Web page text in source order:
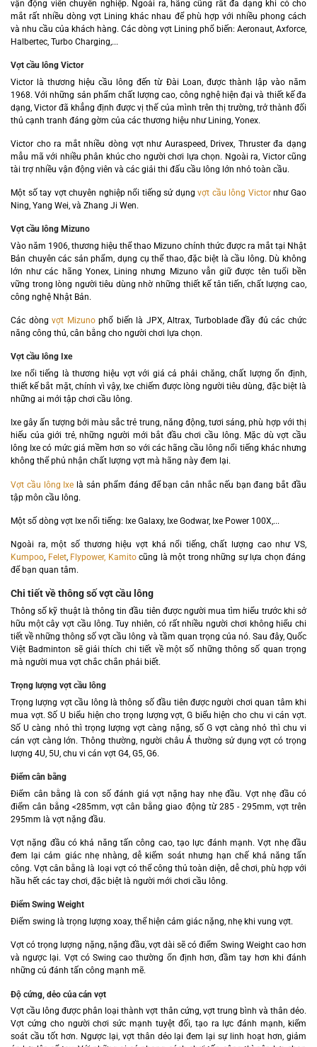
vận động viên chuyên nghiệp. Ngoài ra, hãng cũng rất đa dạng khi có cho
mắt rất nhiều dòng vợt Lining khác nhau để phù hợp với nhiều phong cách
và nhu cầu của khách hàng. Các dòng vợt Lining phổ biến: Aeronaut, Axforce,
Halbertec, Turbo Charging,...
Vợt cầu lông Victor
Victor là thương hiệu cầu lông đến từ Đài Loan, được thành lập vào năm
1968. Với những sản phẩm chất lượng cao, công nghệ hiện đại và thiết kế đa
dạng, Victor đã khẳng định được vị thế của mình trên thị trường, trở thành đối
thủ cạnh tranh đáng gờm của các thương hiệu như Lining, Yonex.
Victor cho ra mắt nhiều dòng vợt như Auraspeed, Drivex, Thruster đa dạng
mẫu mã với nhiều phân khúc cho người chơi lựa chọn. Ngoài ra, Victor cũng
tài trợ nhiều vận động viên và các giải thi đấu cầu lông lớn nhỏ toàn cầu.
Một số tay vợt chuyên nghiệp nổi tiếng sử dụngvợt cầu lông Victornhư Gao
Ning, Yang Wei, và Zhang Ji Wen.
Vợt cầu lông Mizuno
Vào năm 1906, thương hiệu thể thao Mizuno chính thức được ra mắt tại Nhật
Bản chuyên các sản phẩm, dụng cụ thể thao, đặc biệt là cầu lông. Dù không
lớn như các hãng Yonex, Lining nhưng Mizuno vẫn giữ được tên tuổi bền
vững trong lòng người tiêu dùng nhờ những thiết kế tân tiến, chất lượng cao,
công nghệ Nhật Bản.
Các dòng vợt Mizunophổ biến là JPX, Altrax, Turboblade đầy đủ các chức
năng công thủ, cân bằng cho người chơi lựa chọn.
Vợt cầu lông Ixe
Ixe nổi tiếng là thương hiệu vợt với giá cả phải chăng, chất lượng ổn định,
thiết kế bắt mặt, chính vì vậy, Ixe chiếm được lòng người tiêu dùng, đặc biệt là
những ai mới tập chơi cầu lông.
Ixe gây ấn tượng bởi màu sắc trẻ trung, năng động, tươi sáng, phù hợp với thị
hiếu của giới trẻ, những người mới bắt đầu chơi cầu lông. Mặc dù vợt cầu
lông Ixe có mức giá mềm hơn so với các hãng cầu lông nổi tiếng khác nhưng
không thể phủ nhận chất lượng vợt mà hãng này đem lại.
Vợt cầu lông Ixe là sản phẩm đáng để bạn cân nhắc nếu bạn đang bắt đầu
tập môn cầu lông.
Một số dòng vợt Ixe nổi tiếng: Ixe Galaxy, Ixe Godwar, Ixe Power 100X,...
Ngoài ra, một số thương hiệu vợt khá nổi tiếng, chất lượng cao như VS,
Kumpoo, Felet, Flypower, Kamitocũng là một trong những sự lựa chọn đáng
để bạn quan tâm.
Chi tiết về thông số vợt cầu lông
Thông số kỹ thuật là thông tin đầu tiên được người mua tìm hiểu trước khi sở
hữu một cây vợt cầu lông. Tuy nhiên, có rất nhiều người chơi không hiểu chi
tiết về những thông số vợt cầu lông và tầm quan trọng của nó. Sau đây, Quốc
Việt Badminton sẽ giải thích chi tiết về một số những thông số quan trọng
mà người mua vợt chắc chắn phải biết.
Trọng lượng vợt cầu lông
Trọng lượng vợt cầu lông là thông số đầu tiên được người chơi quan tâm khi
mua vợt. Số U biểu hiện cho trọng lượng vợt, G biểu hiện cho chu vi cán vợt.
Số U càng nhỏ thì trọng lượng vợt càng nặng, số G vợt càng nhỏ thì chu vi
cán vợt càng lớn. Thông thường, người châu Á thường sử dụng vợt có trọng
lượng 4U, 5U, chu vi cán vợt G4, G5, G6.
Điểm cân bằng
Điểm cân bằng là con số đánh giá vợt nặng hay nhẹ đầu. Vợt nhẹ đầu có
điểm cân bằng <285mm, vợt cân bằng giao động từ 285 - 295mm, vợt trên
295mm là vợt nặng đầu.
Vợt nặng đầu có khả năng tấn công cao, tạo lực đánh mạnh. Vợt nhẹ đầu
đem lại cảm giác nhẹ nhàng, dễ kiểm soát nhưng hạn chế khả năng tấn
công. Vợt cân bằng là loại vợt có thể công thủ toàn diện, dễ chơi, phù hợp với
hầu hết các tay chơi, đặc biệt là người mới chơi cầu lông.
Điểm Swing Weight
Điểm swing là trọng lượng xoay, thể hiện cảm giác nặng, nhẹ khi vung vợt.
Vợt có trọng lượng nặng, nặng đầu, vợt dài sẽ có điểm Swing Weight cao hơn
và ngược lại. Vợt có Swing cao thường ổn định hơn, đầm tay hơn khi đánh
những cú đánh tấn công mạnh mẽ.
Độ cứng, dẻo của cán vợt
Vợt cầu lông được phân loại thành vợt thân cứng, vợt trung bình và thân dẻo.
Vợt cứng cho người chơi sức mạnh tuyệt đối, tạo ra lực đánh mạnh, kiểm
soát cầu tốt hơn. Ngược lại, vợt thân dẻo lại đem lại sự linh hoạt hơn, giảm